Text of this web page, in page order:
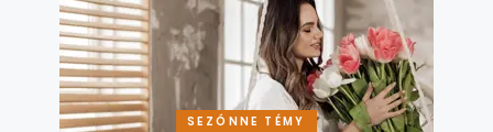
SEZÓNNE TÉMY